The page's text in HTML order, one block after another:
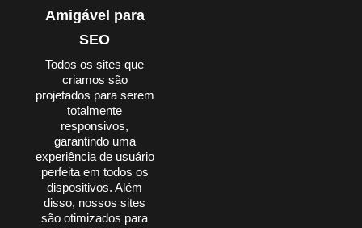
Amigável para
SEO
Todos os sites que
criamos são
projetados para serem
totalmente
responsivos,
garantindo uma
experiência de usuário
perfeita em todos os
dispositivos. Além
disso, nossos sites
são otimizados para